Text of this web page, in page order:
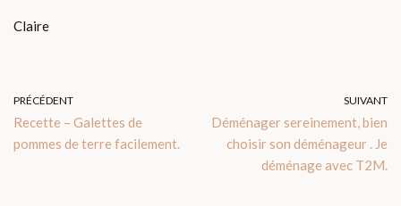
Claire
PRÉCÉDENT
Recette – Galettes de
pommes de terre facilement.
SUIVANT
Déménager sereinement, bien
choisir son déménageur . Je
déménage avec T2M.